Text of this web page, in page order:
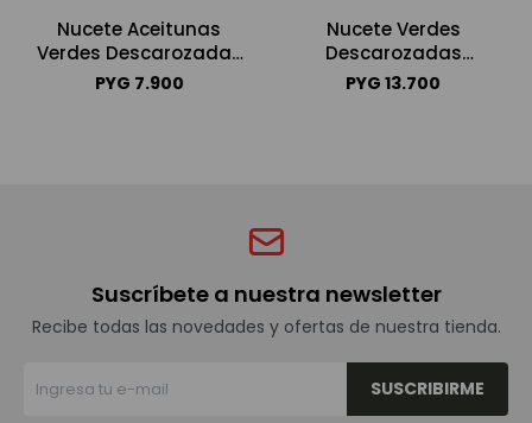
Nucete Aceitunas
Verdes Descarozadas
Sachet 80g
PYG 7.900
Nucete Verdes
Descarozadas
Doypack 150g
PYG 13.700
Suscríbete a nuestra newsletter
Recibe todas las novedades y ofertas de nuestra tienda.
SUSCRIBIRME